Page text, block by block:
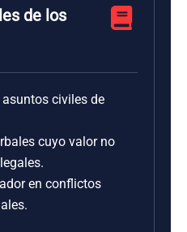
de los
asuntos civiles de
cuyo valor no
en conflictos